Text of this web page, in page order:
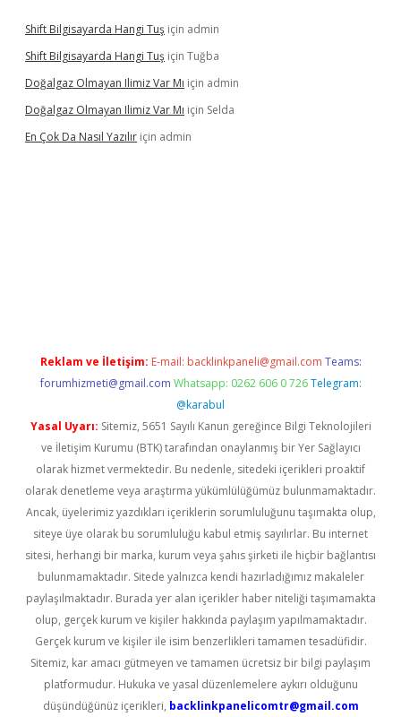
Shift Bilgisayarda Hangi Tuş için admin
Shift Bilgisayarda Hangi Tuş için Tuğba
Doğalgaz Olmayan Ilimiz Var Mı için admin
Doğalgaz Olmayan Ilimiz Var Mı için Selda
En Çok Da Nasıl Yazılır için admin
Reklam ve İletişim: E-mail: backlinkpaneli@gmail.com Teams:
forumhizmeti@gmail.com Whatsapp: 0262 606 0 726 Telegram:
@karabul
Yasal Uyarı: Sitemiz, 5651 Sayılı Kanun gereğince Bilgi Teknolojileri
ve İletişim Kurumu (BTK) tarafından onaylanmış bir Yer Sağlayıcı
olarak hizmet vermektedir. Bu nedenle, sitedeki içerikleri proaktif
olarak denetleme veya araştırma yükümlülüğümüz bulunmamaktadır.
Ancak, üyelerimiz yazdıkları içeriklerin sorumluluğunu taşımakta olup,
siteye üye olarak bu sorumluluğu kabul etmiş sayılırlar. Bu internet
sitesi, herhangi bir marka, kurum veya şahıs şirketi ile hiçbir bağlantısı
bulunmamaktadır. Sitede yalnızca kendi hazırladığımız makaleler
paylaşılmaktadır. Burada yer alan içerikler haber niteliği taşımamakta
olup, gerçek kurum ve kişiler hakkında paylaşım yapılmamaktadır.
Gerçek kurum ve kişiler ile isim benzerlikleri tamamen tesadüfidir.
Sitemiz, kar amacı gütmeyen ve tamamen ücretsiz bir bilgi paylaşım
platformudur. Hukuka ve yasal düzenlemelere aykırı olduğunu
düşündüğünüz içerikleri, backlinkpanelicomtr@gmail.com